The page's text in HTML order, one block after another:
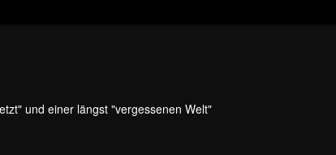
und einer längst "vergessenen Welt"